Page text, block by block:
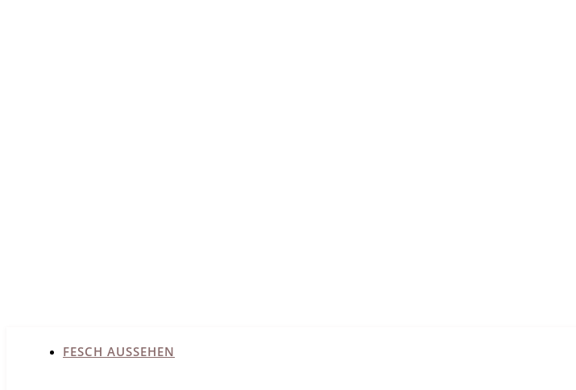
FESCH AUSSEHEN